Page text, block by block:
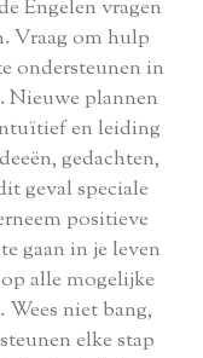
Engelen vragen
Vraag om hulp
ondersteunen in
Nieuwe plannen
en leiding
gedachten,
geval speciale
positieve
gaan in je leven
alle mogelijke
Wees niet bang,
elke stap